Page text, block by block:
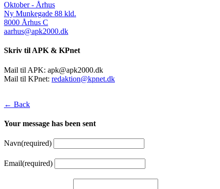
Oktober - Århus
Ny Munkegade 88 kld.
8000 Århus C
aarhus@apk2000.dk
Skriv til APK & KPnet
Mail til APK: apk@apk2000.dk
Mail til KPnet: redaktion@kpnet.dk
← Back
Your message has been sent
Navn(required)
Email(required)